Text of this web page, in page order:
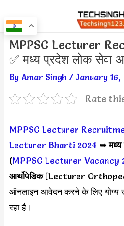
to
content
MPPSC Lecturer
✅ मध्य प्रदेश लोक सेवा
By Amar Singh / January 16,
Rate
MPPSC Lecturer
Lecturer Bharti 2024 ➥
(MPPSC Lecturer Vacancy
आर्थोपेडिक[Lecturer
ऑनलाइन आवेदन करने के लिए योग्य
रहा है।
Post
navigation